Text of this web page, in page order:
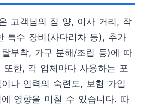
고객님의 짐 양, 이사 거리, 작
특수 장비(사다리차 등), 추가
부착, 가구 분해/조립 등)에 따
또한, 각 업체마다 사용하는 포
나 인력의 숙련도, 보험 가입
영향을 미칠 수 있습니다. 따